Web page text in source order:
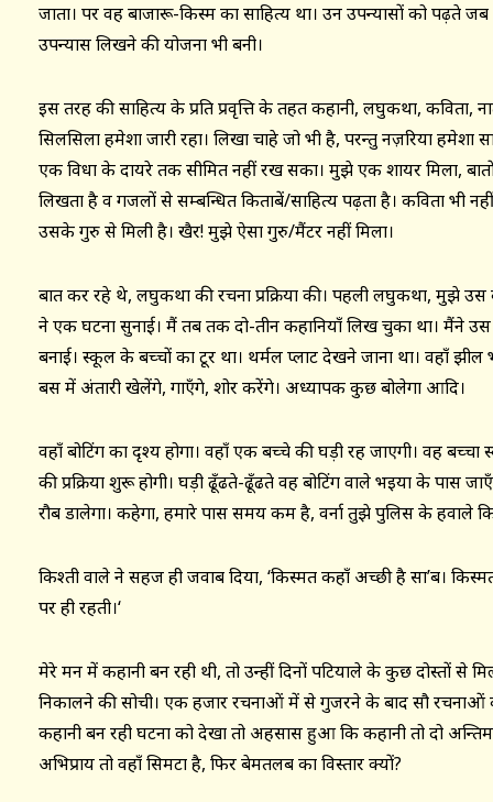
जाता। पर वह बाजारू-किस्म का साहित्य था। उन उपन्यासों को
उपन्यास लिखने की योजना भी बनी।
इस तरह की साहित्य के प्रति प्रवृत्ति के तहत कहानी, लघुकथा,
सिलसिला हमेशा जारी रहा। लिखा चाहे जो भी है, परन्तु नज़रिया हमेशा
एक विधा के दायरे तक सीमित नहीं रख सका। मुझे एक शायर मिला,
लिखता है व गजलों से सम्बन्धित किताबें/साहित्य पढ़ता है। कविता भी
उसके गुरु से मिली है। खैर! मुझे ऐसा गुरु/मैंटर नहीं मिला।
बात कर रहे थे, लघुकथा की रचना प्रक्रिया की। पहली लघुकथा, मुझे उस
ने एक घटना सुनाई। मैं तब तक दो-तीन कहानियाँ लिख चुका था। मैंने
बनाई। स्कूल के बच्चों का टूर था। थर्मल प्लाट देखने जाना था। वहाँ
बस में अंताक्षरी खेलेंगे, गाएँगे, शोर करेंगे। अध्यापक कुछ बोलेगा आदि।
वहाँ बोटिंग का दृश्य होगा। वहाँ एक बच्चे की घड़ी रह जाएगी। वह
की प्रक्रिया शुरू होगी। घड़ी ढूँढते-ढूँढते वह बोटिंग वाले भइया के पास
रौब डालेगा। कहेगा, हमारे पास समय कम है, वर्ना तुझे पुलिस के हवाले
किश्ती वाले ने सहज ही जवाब दिया, ‘किस्मत कहाँ अच्छी है सा’ब।
पर ही रहती।‘
मेरे मन में कहानी बन रही थी, तो उन्हीं दिनों पटियाले के कुछ दोस्तों से
निकालने की सोची। एक हजार रचनाओं में से गुजरने के बाद सौ रचनाओं
कहानी बन रही घटना को देखा तो अहसास हुआ कि कहानी तो दो
अभिप्राय तो वहाँ सिमटा है, फिर बेमतलब का विस्तार क्यों?